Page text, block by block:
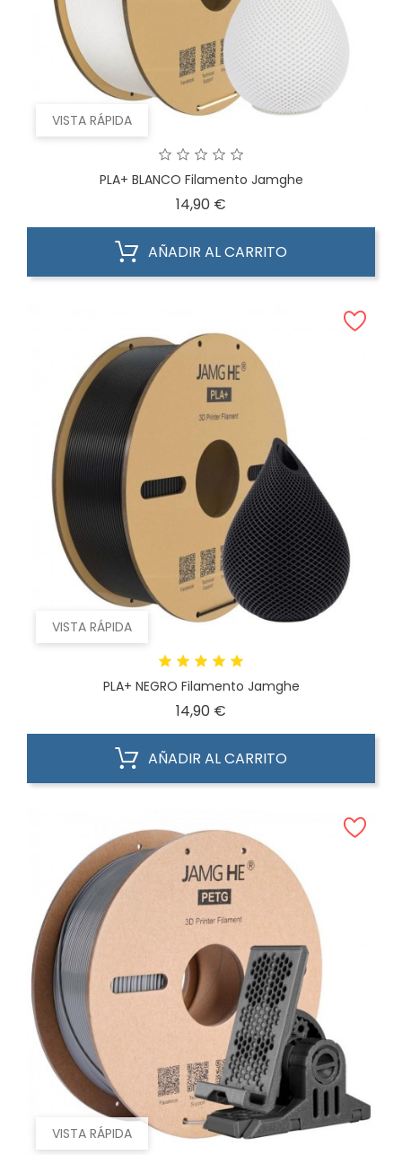
VISTA RÁPIDA
PLA+ BLANCO Filamento Jamghe
14,90 €
AÑADIR AL CARRITO
VISTA RÁPIDA
PLA+ NEGRO Filamento Jamghe
14,90 €
AÑADIR AL CARRITO
VISTA RÁPIDA